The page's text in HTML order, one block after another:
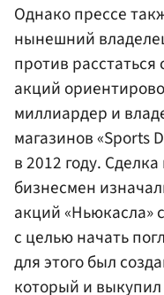
Однако прессе
нынешний
против
акций
миллиардер и
магазинов «Sports
в 2012 году.
бизнесмен
акций «Ньюкасла»
с целью начать
для этого был
который и выкупил